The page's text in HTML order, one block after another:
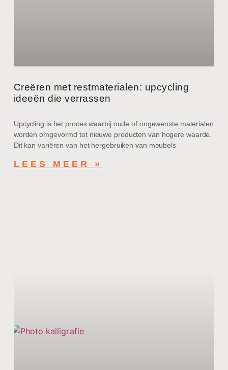
Creëren met restmaterialen: upcycling
ideeën die verrassen
Upcycling is het proces waarbij oude of ongewenste materialen
worden omgevormd tot nieuwe producten van hogere waarde.
Dit kan variëren van het hergebruiken van meubels
LEES MEER »